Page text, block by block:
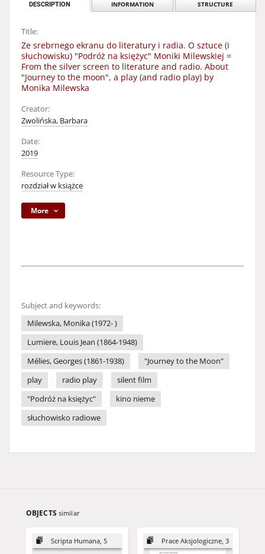
DESCRIPTION INFORMATION STRUCTURE
Title:
Ze srebrnego ekranu do literatury i radia. O sztuce (i
słuchowisku) "Podróż na księżyc" Moniki Milewskiej =
From the silver screen to literature and radio. About
"Journey to the moon", a play (and radio play) by
Monika Milewska
Creator:
Zwolińska, Barbara
Date:
2019
Resource Type:
rozdział w książce
More
Subject and keywords:
Milewska, Monika (1972- )
Lumiere, Louis Jean (1864-1948)
Mélies, Georges (1861-1938)
"Journey to the Moon"
play
radio play
silent film
"Podróż na księżyc"
kino nieme
słuchowisko radiowe
OBJECTS similar
Scripta Humana, 5 Prace Aksjologiczne, 3